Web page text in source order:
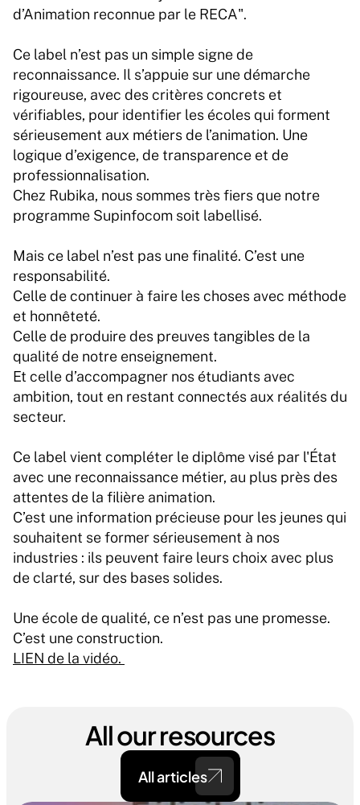
d’Animation reconnue par le RECA".
Ce label n’est pas un simple signe de
reconnaissance. Il s’appuie sur une démarche
rigoureuse, avec des critères concrets et
vérifiables, pour identifier les écoles qui forment
sérieusement aux métiers de l’animation. Une
logique d’exigence, de transparence et de
professionnalisation.
Chez Rubika, nous sommes très fiers que notre
programme Supinfocom soit labellisé.
Mais ce label n’est pas une finalité. C’est une
responsabilité.
Celle de continuer à faire les choses avec méthode
et honnêteté.
Celle de produire des preuves tangibles de la
qualité de notre enseignement.
Et celle d’accompagner nos étudiants avec
ambition, tout en restant connectés aux réalités du
secteur.
Ce label vient compléter le diplôme visé par l'État
avec une reconnaissance métier, au plus près des
attentes de la filière animation.
C’est une information précieuse pour les jeunes qui
souhaitent se former sérieusement à nos
industries : ils peuvent faire leurs choix avec plus
de clarté, sur des bases solides.
Une école de qualité, ce n’est pas une promesse.
C’est une construction.
LIEN de la vidéo.
All our resources
All articles